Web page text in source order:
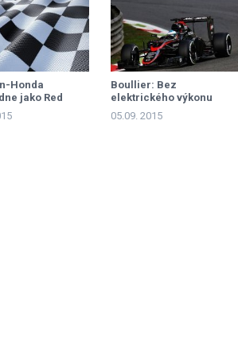
Honda
jako Red
Boullier: Bez
elektrického výkonu
ztrácíte 150 koní
05.09. 2015